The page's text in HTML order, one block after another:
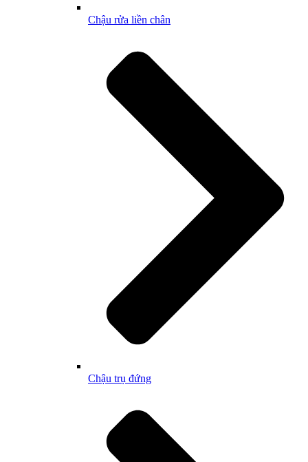
Chậu rửa liền chân
Chậu trụ đứng